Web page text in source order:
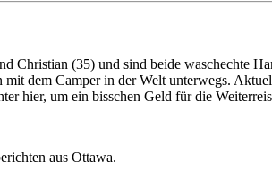
Christian (35) und sind beide waschechte
mit dem Camper in der Welt unterwegs.
hier, um ein bisschen Geld für die
aus Ottawa.